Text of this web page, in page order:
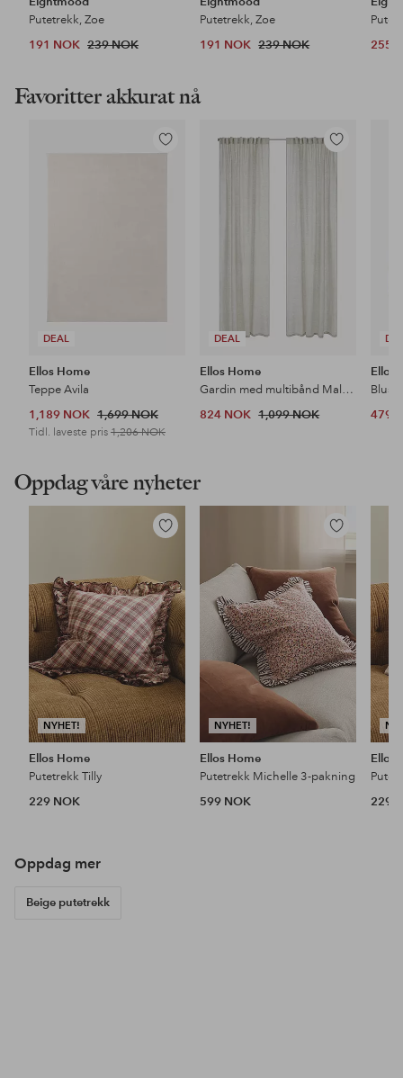
Putetrekk, Zoe
191 NOK 239 NOK
Putetrekk, Zoe
191 NOK 239 NOK
255
Favoritter akkurat nå
DEAL
Legg
Ellos Home
Teppe Avila
1,189 NOK 1,699 NOK
Tidl. laveste pris 1,206 NOK
DEAL
Legg
Ellos Home
Gardin med multibånd Malva 2-pk i 100% lin
824 NOK 1,099 NOK
Ellos
479
Oppdag våre nyheter
NYHET!
Legg
Ellos Home
Putetrekk Tilly
229 NOK
NYHET!
Legg
favoritter
Ellos Home
Putetrekk Michelle 3-pakning
599 NOK
Ellos
229
Oppdag mer
Beige putetrekk